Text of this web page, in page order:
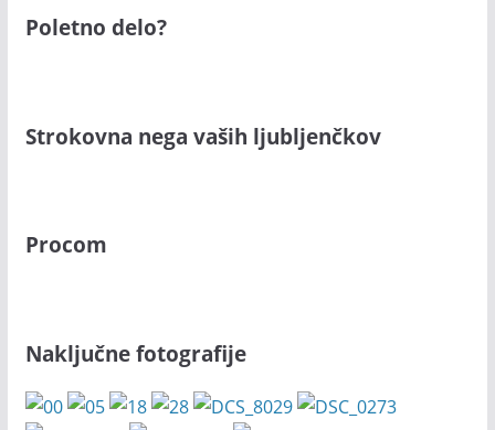
Poletno delo?
Strokovna nega vaših ljubljenčkov
Procom
Naključne fotografije